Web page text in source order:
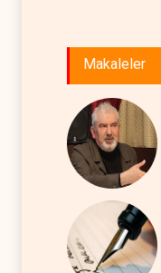
Makaleler